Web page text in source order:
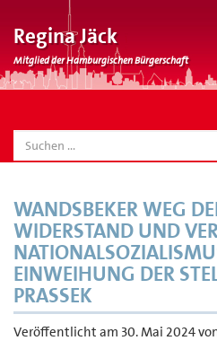
Regina Jäck
Mitglied der Hamburgischen Bürgerschaft
SEARCH
WANDSBEKER WEG
WIDERSTAND UND
EINWEIHUNG DER
PRASSEK
Veröffentlicht am 30. Mai 2024